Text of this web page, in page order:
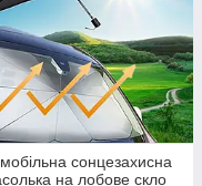
сонцезахисна
на лобове скло